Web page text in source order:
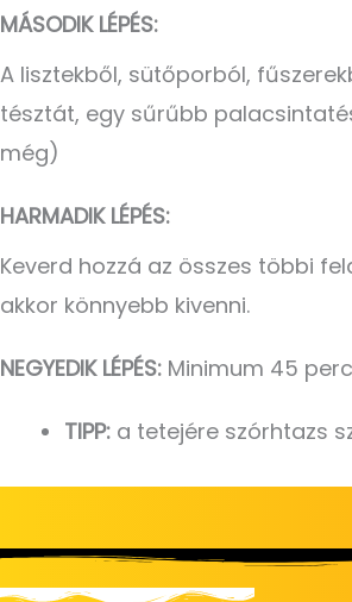
MÁSODIK LÉPÉS:
A lisztekből, sütőporból,
tésztát, egy sűrűbb
még)
HARMADIK LÉPÉS:
Keverd hozzá az összes többi
akkor könnyebb kivenni.
NEGYEDIK LÉPÉS: Minimum 45
TIPP: a tetejére szórhtazs